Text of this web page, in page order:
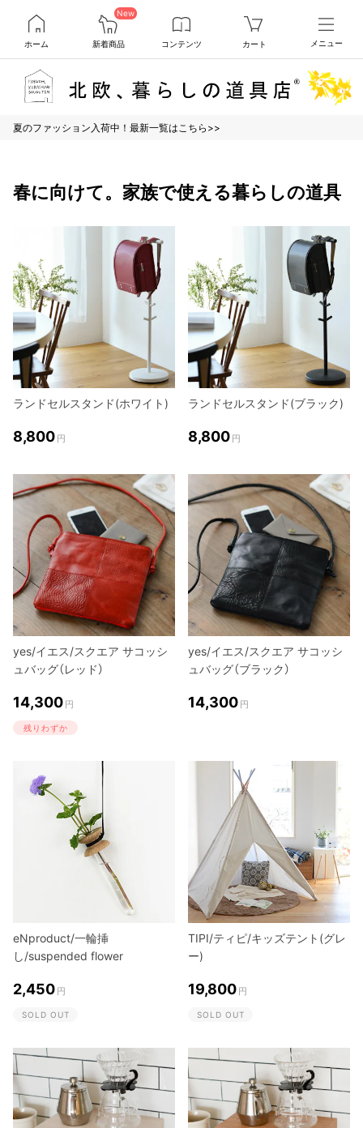
ホーム
New
新着商品 コンテンツ カート メニュー
夏のファッション入荷中！最新一覧はこちら>>
春に向けて。家族で使える暮らしの道具
ランドセルスタンド(ホワイト)
8,800 円
ランドセルスタンド(ブラック)
8,800 円
yes/イエス/スクエア サコッシ
ュバッグ（レッド）
14,300 円
残りわずか
yes/イエス/スクエア サコッシ
ュバッグ（ブラック）
14,300 円
eNproduct/一輪挿
し/suspended flower
2,450 円
SOLD OUT
TIPI/ティピ/キッズテント(グレ
ー)
19,800 円
SOLD OUT